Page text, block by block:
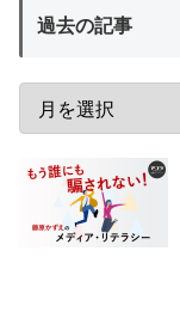
過去の記事